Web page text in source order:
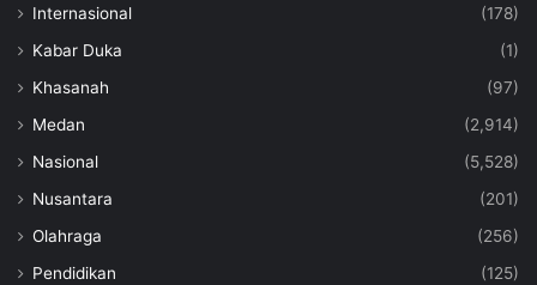
Internasional
(178)
Kabar Duka
(1)
Khasanah
(97)
Medan
(2,914)
Nasional
(5,528)
Nusantara
(201)
Olahraga
(256)
Pendidikan
(125)